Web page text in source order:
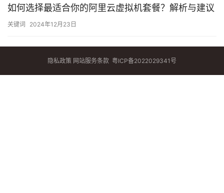
如何选择最适合你的阿里云虚拟机套餐？解析与建议
关键词 2024年12月23日
隐私政策 网站服务条款 粤ICP备2022029341号